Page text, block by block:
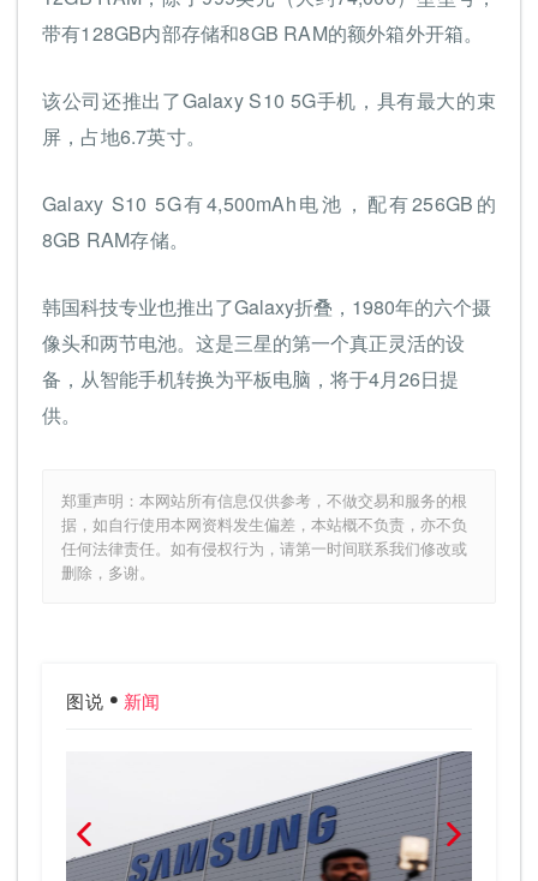
带有128GB内部存储和8GB RAM的额外箱外开箱。
该公司还推出了Galaxy S10 5G手机，具有最大的束
屏，占地6.7英寸。
Galaxy S10 5G有4,500mAh电池，配有256GB的
8GB RAM存储。
韩国科技专业也推出了Galaxy折叠，1980年的六个摄
像头和两节电池。这是三星的第一个真正灵活的设
备，从智能手机转换为平板电脑，将于4月26日提
供。
郑重声明：本网站所有信息仅供参考，不做交易和服务的根
据，如自行使用本网资料发生偏差，本站概不负责，亦不负
任何法律责任。如有侵权行为，请第一时间联系我们修改或
删除，多谢。
图说 新闻